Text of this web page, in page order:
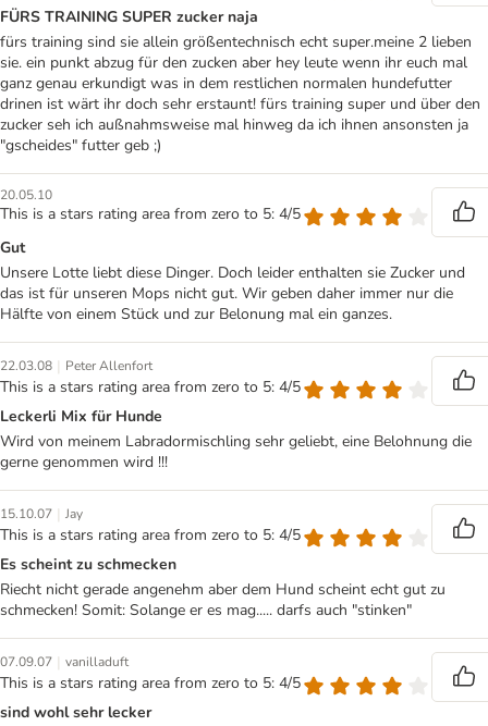
FÜRS TRAINING SUPER zucker naja
fürs training sind sie allein größentechnisch echt super.meine 2 lieben
sie. ein punkt abzug für den zucken aber hey leute wenn ihr euch mal
ganz genau erkundigt was in dem restlichen normalen hundefutter
drinen ist wärt ihr doch sehr erstaunt! fürs training super und über den
zucker seh ich außnahmsweise mal hinweg da ich ihnen ansonsten ja
"gscheides" futter geb ;)
20.05.10
This is a stars rating area from zero to 5: 4/5
Gut
Unsere Lotte liebt diese Dinger. Doch leider enthalten sie Zucker und
das ist für unseren Mops nicht gut. Wir geben daher immer nur die
Hälfte von einem Stück und zur Belonung mal ein ganzes.
22.03.08 | Peter Allenfort
This is a stars rating area from zero to 5: 4/5
Leckerli Mix für Hunde
Wird von meinem Labradormischling sehr geliebt, eine Belohnung die
gerne genommen wird !!!
15.10.07 | Jay
This is a stars rating area from zero to 5: 4/5
Es scheint zu schmecken
Riecht nicht gerade angenehm aber dem Hund scheint echt gut zu
schmecken! Somit: Solange er es mag..... darfs auch "stinken"
07.09.07 | vanilladuft
This is a stars rating area from zero to 5: 4/5
sind wohl sehr lecker